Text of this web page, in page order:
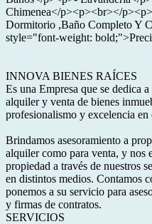
Chimenea</p><p><br></
Dormitorio ,Baño Completo Y
style="font-weight:
INNOVA BIENES RAÍCES
Es una Empresa que se dedica
alquiler y venta de bienes
profesionalismo y excelencia
Brindamos asesoramiento a
alquiler como para venta, y nos
propiedad a través de nuestros
en distintos medios. Contamos
ponemos a su servicio para
y firmas de contratos.
SERVICIOS